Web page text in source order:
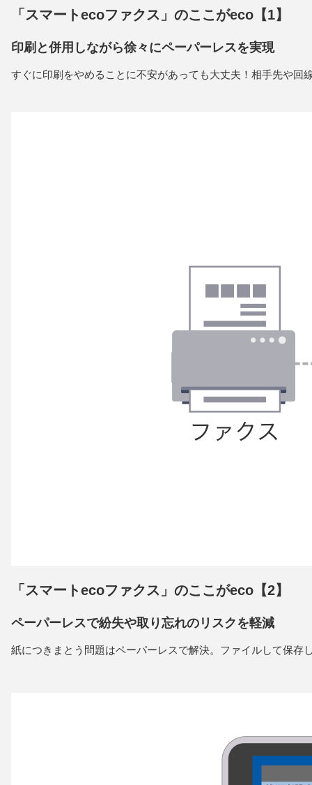
「スマートecoファクス」のここがeco【1】
印刷と併用しながら徐々にペーパーレスを実現
すぐに印刷をやめることに不安があっても大丈夫！相手先や
「スマートecoファクス」のここがeco【2】
ペーパーレスで紛失や取り忘れのリスクを軽減
紙につきまとう問題はペーパーレスで解決。ファイルして保